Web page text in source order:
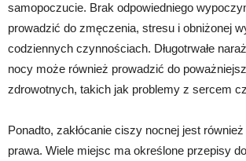
samopoczucie. Brak odpowiedniego
prowadzić do zmęczenia, stresu i obniżonej
codziennych czynnościach. Długotrwałe
nocy może również prowadzić do
zdrowotnych, takich jak problemy z sercem
Ponadto, zakłócanie ciszy nocnej jest
prawa. Wiele miejsc ma określone przepisy